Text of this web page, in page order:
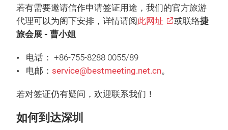
若有需要邀请信作申请签证用途，我们的官方旅游
代理可以为阁下安排，详情请阅此网址 或联络捷
旅会展 - 曹小姐
电话： +86-755-8288 0055/89
电邮： service@bestmeeting.net.cn。
若对签证仍有疑问，欢迎联系我们！
如何到达深圳